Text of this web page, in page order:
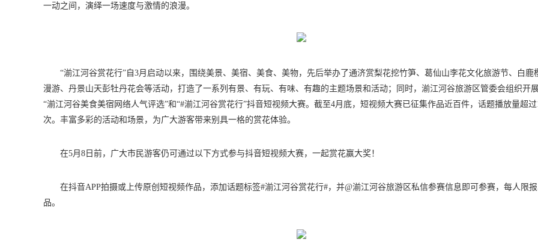
一动之间，演绎一场速度与激情的浪漫。
“湔江河谷赏花行”自3月启动以来，围绕美景、美宿、美食、美物，先后举办了通济赏梨花挖竹笋、葛仙山李花文化旅游节、白鹿
漫游、丹景山天彭牡丹花会等活动，打造了一系列有景、有玩、有味、有趣的主题场景和活动；同时，湔江河谷旅游区管委会组织开
“湔江河谷美食美宿网络人气评选”和“#湔江河谷赏花行”抖音短视频大赛。截至4月底，短视频大赛已征集作品近百件，话题播放量超过
次。丰富多彩的活动和场景，为广大游客带来别具一格的赏花体验。
在5月8日前，广大市民游客仍可通过以下方式参与抖音短视频大赛，一起赏花赢大奖！
在抖音APP拍摄或上传原创短视频作品，添加话题标签#湔江河谷赏花行#，并@湔江河谷旅游区私信参赛信息即可参赛，每人限
品。